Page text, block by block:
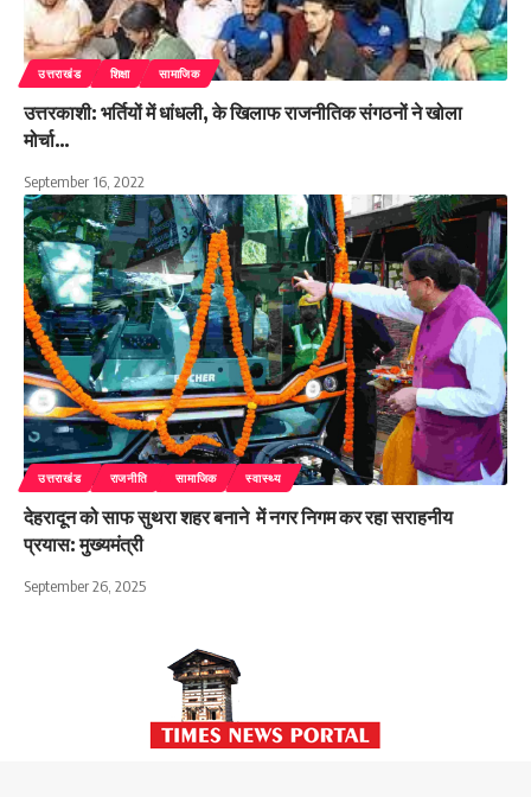
उत्तराखंड शिक्षा सामाजिक
उत्तरकाशी: भर्तियों में धांधली, के खिलाफ राजनीतिक संगठनों ने खोला
मोर्चा…
September 16, 2022
उत्तराखंड राजनीति सामाजिक स्वास्थ्य
देहरादून को साफ सुथरा शहर बनाने में नगर निगम कर रहा सराहनीय
प्रयास: मुख्यमंत्री
September 26, 2025